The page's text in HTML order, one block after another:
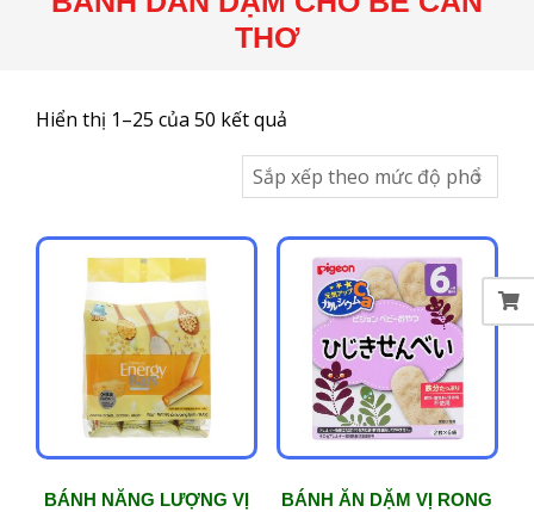
THƠ
Hiển thị 1–25 của 50 kết quả
sắp
xếp
mức
phổ
biến
BÁNH NĂNG LƯỢNG VỊ
BÁNH ĂN DẶM VỊ RONG